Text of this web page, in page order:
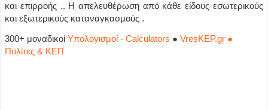
και επιρροής .. Η απελευθέρωση από κάθε είδους εσωτερικούς
και εξωτερικούς καταναγκασμούς .
300+ μοναδικοίΥπολογισμοί - Calculators ●VresKEP.gr ●
Πολίτες & ΚΕΠ